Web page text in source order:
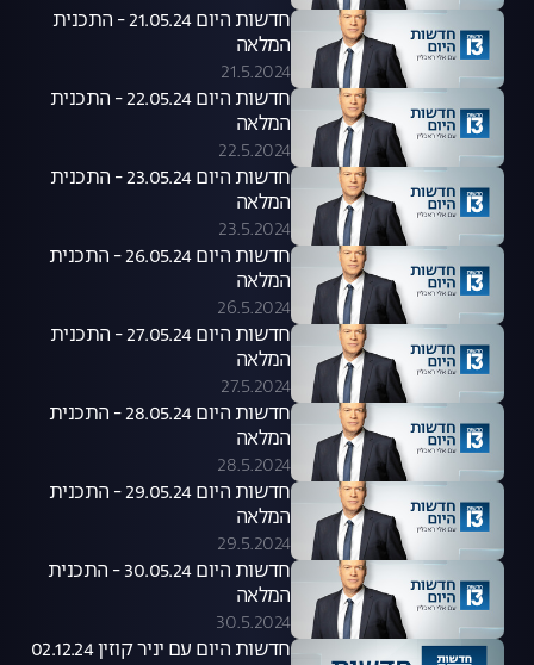
חדשות היום 21.05.24 - התכנית
המלאה
21.5.2024
חדשות היום 22.05.24 - התכנית
המלאה
22.5.2024
חדשות היום 23.05.24 - התכנית
המלאה
23.5.2024
חדשות היום 26.05.24 - התכנית
המלאה
26.5.2024
חדשות היום 27.05.24 - התכנית
המלאה
27.5.2024
חדשות היום 28.05.24 - התכנית
המלאה
28.5.2024
חדשות היום 29.05.24 - התכנית
המלאה
29.5.2024
חדשות היום 30.05.24 - התכנית
המלאה
30.5.2024
חדשות היום עם יניר קוזין 02.12.24